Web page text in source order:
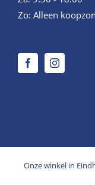
Zo: Alleen
Onze winkel in